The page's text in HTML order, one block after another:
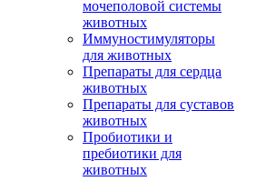
мочеполовой системы
животных
Иммуностимуляторы
для животных
Препараты для сердца
животных
Препараты для суставов
животных
Пробиотики и
пребиотики для
животных